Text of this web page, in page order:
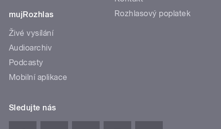
mujRozhlas
Živé vysílání
Audioarchiv
Podcasty
Mobilní aplikace
Rozhlasový poplatek
Sledujte nás